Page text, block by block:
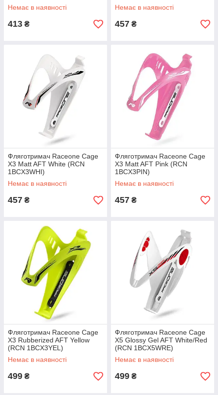
Немає в наявності
413 ₴
Немає в наявності
457 ₴
Фляготримач Raceone Cage
X3 Matt AFT White (RCN
1BCX3WHI)
Немає в наявності
457 ₴
Фляготримач Raceone Cage
X3 Matt AFT Pink (RCN
1BCX3PIN)
Немає в наявності
457 ₴
Фляготримач Raceone Cage
X3 Rubberized AFT Yellow
(RCN 1BCX3YEL)
Немає в наявності
499 ₴
Фляготримач Raceone Cage
X5 Glossy Gel AFT White/Red
(RCN 1BCX5WRE)
Немає в наявності
499 ₴